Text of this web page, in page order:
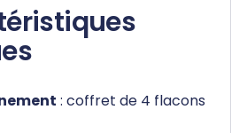
: coffret de 4 flacons